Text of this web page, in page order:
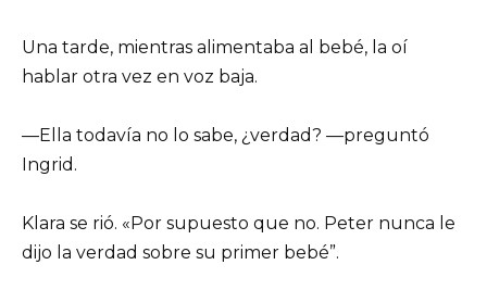
Una tarde, mientras alimentaba al bebé, la oí
hablar otra vez en voz baja.
—Ella todavía no lo sabe, ¿verdad? —preguntó
Ingrid.
Klara se rió. «Por supuesto que no. Peter nunca le
dijo la verdad sobre su primer bebé”.